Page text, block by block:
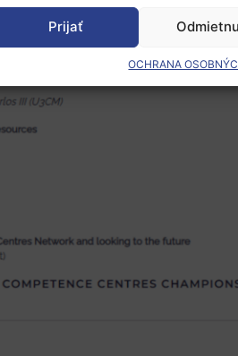
Prijať
OCHRANA